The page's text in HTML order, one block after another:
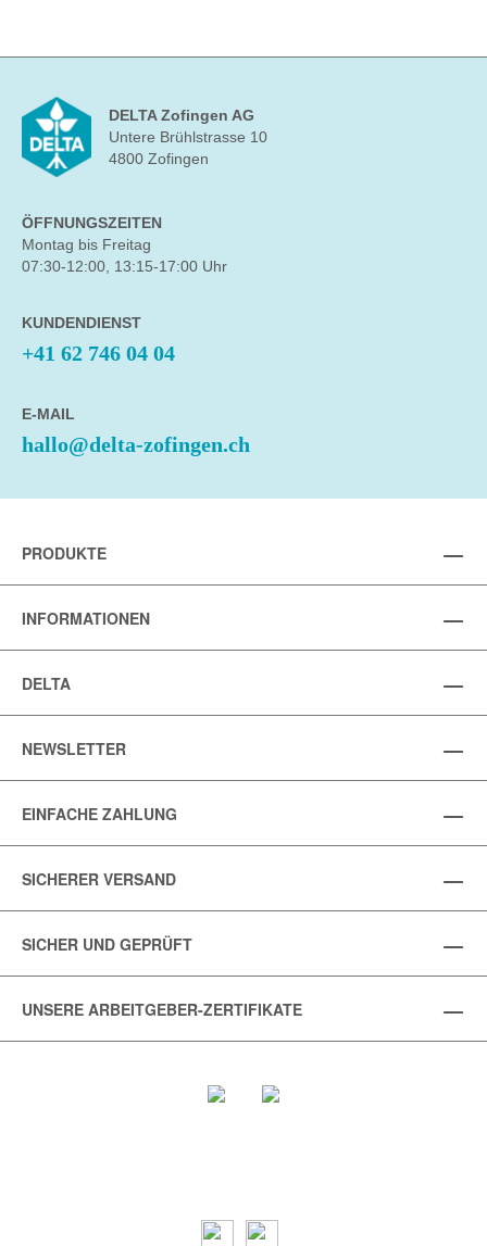
DELTA Zofingen AG
Untere Brühlstrasse 10
4800 Zofingen
ÖFFNUNGSZEITEN
Montag bis Freitag
07:30-12:00, 13:15-17:00 Uhr
KUNDENDIENST
+41 62 746 04 04
E-MAIL
hallo@delta-zofingen.ch
PRODUKTE
INFORMATIONEN
DELTA
NEWSLETTER
EINFACHE ZAHLUNG
SICHERER VERSAND
SICHER UND GEPRÜFT
UNSERE ARBEITGEBER-ZERTIFIKATE